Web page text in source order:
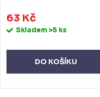
63 Kč
Skladem >5 ks
DO KOŠÍKU